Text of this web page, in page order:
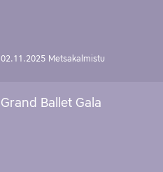
02.11.2025 Metsakalmistu
Grand Ballet Gala